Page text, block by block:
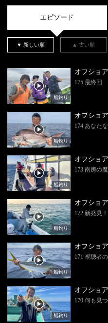
エピソード
▼ 新しい順 ▲ 古い順
船釣り
オフショ
175 最終回
船釣り
オフショ
174 あなた
船釣り
オフショ
173 南房の
船釣り
オフショ
172 新発見
船釣り
オフショ
171 視聴者
船釣り
オフショ
170 何も見